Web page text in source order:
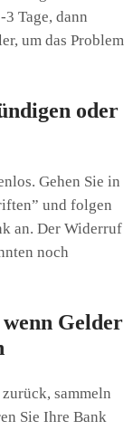
Tage, dann
um das Problem
oder
Gehen Sie in
und folgen
an. Der Widerruf
noch
Gelder
sammeln
Sie Ihre Bank